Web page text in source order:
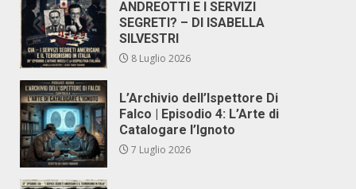
ANDREOTTI E I SERVIZI
SEGRETI? – DI ISABELLA
SILVESTRI
8 Luglio 2026
L’Archivio dell’Ispettore Di
Falco | Episodio 4: L’Arte di
Catalogare l’Ignoto
7 Luglio 2026